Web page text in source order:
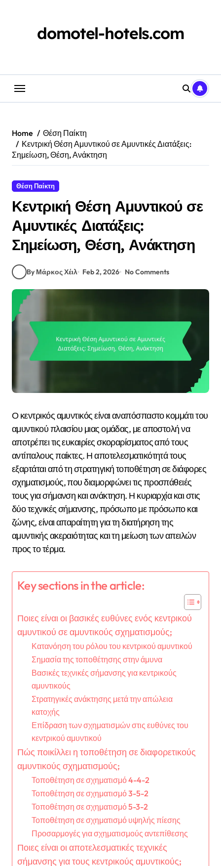
domotel-hotels.com
Home
Θέση Παίκτη
Κεντρική Θέση Αμυντικού σε Αμυντικές Διατάξεις:
Σημείωση, Θέση, Ανάκτηση
Θέση Παίκτη
Κεντρική Θέση Αμυντικού σε
Αμυντικές Διατάξεις:
Σημείωση, Θέση, Ανάκτηση
By Μάρκος Χέιλ Feb 2, 2026 No Comments
Ο κεντρικός αμυντικός είναι αναπόσπαστο κομμάτι του
αμυντικού πλαισίου μιας ομάδας, με αποστολή να
αποτρέπει τις ευκαιρίες σκοραρίσματος από τους
αντίπαλους παίκτες. Η αποτελεσματικότητά τους
εξαρτάται από τη στρατηγική τοποθέτηση σε διάφορες
σχηματισμούς, που διαμορφώνει τις προσπάθειές
τους για σήμανση και ανάκτηση. Η κυριαρχία και στις
δύο τεχνικές σήμανσης, πρόσωπο με πρόσωπο και
ζώνης, είναι απαραίτητη για τη διατήρηση της
αμυντικής ακεραιότητας και τη μείωση των απειλών
προς το τέρμα.
Key sections in the article:
Ποιες είναι οι βασικές ευθύνες ενός κεντρικού
αμυντικού σε αμυντικούς σχηματισμούς;
Κατανόηση του ρόλου του κεντρικού αμυντικού
Σημασία της τοποθέτησης στην άμυνα
Βασικές τεχνικές σήμανσης για κεντρικούς
αμυντικούς
Στρατηγικές ανάκτησης μετά την απώλεια
κατοχής
Επίδραση των σχηματισμών στις ευθύνες του
κεντρικού αμυντικού
Πώς ποικίλλει η τοποθέτηση σε διαφορετικούς
αμυντικούς σχηματισμούς;
Τοποθέτηση σε σχηματισμό 4-4-2
Τοποθέτηση σε σχηματισμό 3-5-2
Τοποθέτηση σε σχηματισμό 5-3-2
Τοποθέτηση σε σχηματισμό υψηλής πίεσης
Προσαρμογές για σχηματισμούς αντεπίθεσης
Ποιες είναι οι αποτελεσματικές τεχνικές
σήμανσης για τους κεντρικούς αμυντικούς;